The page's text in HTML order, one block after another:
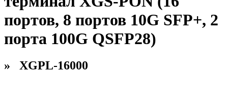
портов, 8 портов 10G SFP+, 2
порта 100G QSFP28)
» XGPL-16000